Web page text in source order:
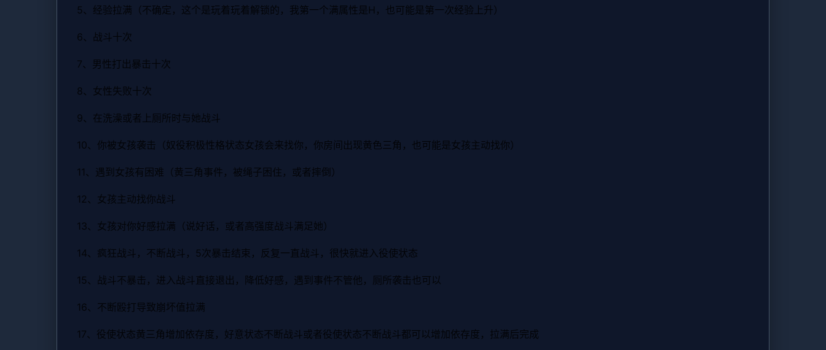
5、经验拉满（不确定，这个是玩着玩着解锁的，我第一个满属性是H，也可能是第一次经验上升）
6、战斗十次
7、男性打出暴击十次
8、女性失败十次
9、在洗澡或者上厕所时与她战斗
10、你被女孩袭击（奴役积极性格状态女孩会来找你，你房间出现黄色三角，也可能是女孩主动找你）
11、遇到女孩有困难（黄三角事件，被绳子困住，或者摔倒）
12、女孩主动找你战斗
13、女孩对你好感拉满（说好话，或者高强度战斗满足她）
14、疯狂战斗，不断战斗，5次暴击结束，反复一直战斗，很快就进入役使状态
15、战斗不暴击，进入战斗直接退出，降低好感，遇到事件不管他，厕所袭击也可以
16、不断殴打导致崩坏值拉满
17、役使状态黄三角增加依存度，好意状态不断战斗或者役使状态不断战斗都可以增加依存度，拉满后完成